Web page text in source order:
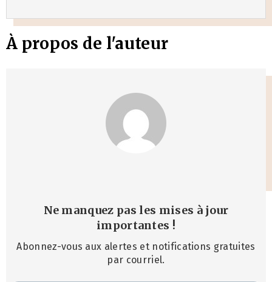
À propos de l'auteur
Ne manquez pas les mises à jour
importantes !
Abonnez-vous aux alertes et notifications gratuites
par courriel.